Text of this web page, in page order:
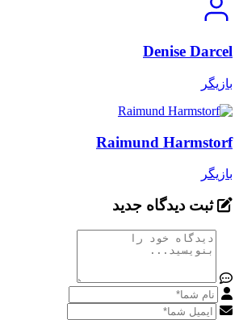
Denise Darcel
بازیگر
Raimund Harmstorf
بازیگر
ثبت دیدگاه جدید